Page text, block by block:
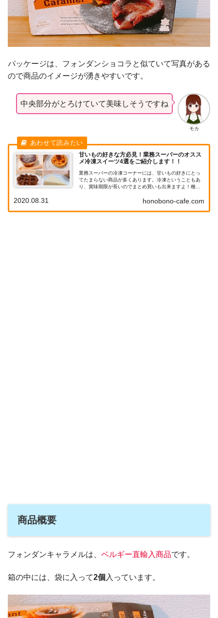
パッケージは、フォンダンショコラと似ていて写真がある
ので商品のイメージが湧きやすいです。
モカ
中央部分がとろけていて美味しそうですね
甘いもの好きな方必見！業務スーパーのオスス
メ冷凍スイーツ4選をご紹介します！！
業務スーパーの冷凍コーナーには、甘いもの好きにとっ
てたまらない商品が多くあります。冷凍ということもあ
り、賞味期限が長いのでまとめ買いも出来ますよ！種類
４つ紹介していますので是非参考にしてみてください
honobono-cafe.com
2020.08.31
商品概要
フォンダンキャラメルは、 ベルギー直輸入商品です。
箱の中には、袋に入って2個 入っています。